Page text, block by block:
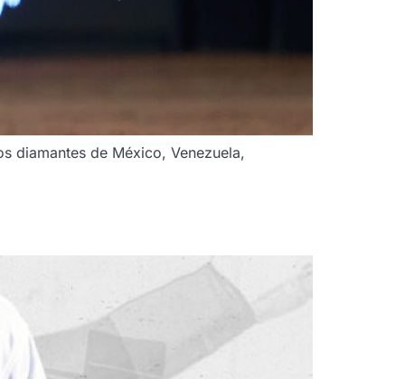
diamantes de México, Venezuela,